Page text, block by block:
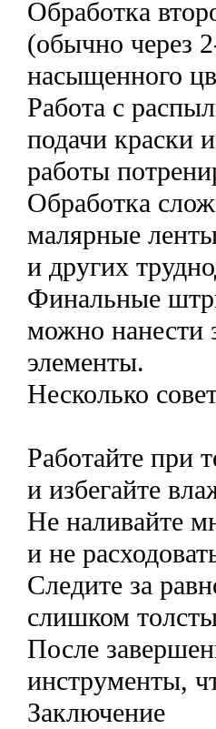
Обработка
(обычно через
насыщенного
Работа с
подачи краски
работы
Обработка
малярные
и других
Финальные
можно нанести
элементы.
Несколько
Работайте при
и избегайте
Не наливайте
и не
Следите за
слишком
После
инструменты,
Заключение